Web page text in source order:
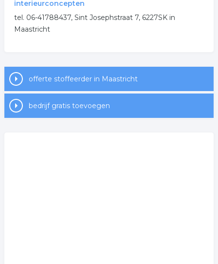
.interieurconcepten
tel. 06-41788437, Sint Josephstraat 7, 6227SK in
Maastricht
offerte stoffeerder in Maastricht
bedrijf gratis toevoegen